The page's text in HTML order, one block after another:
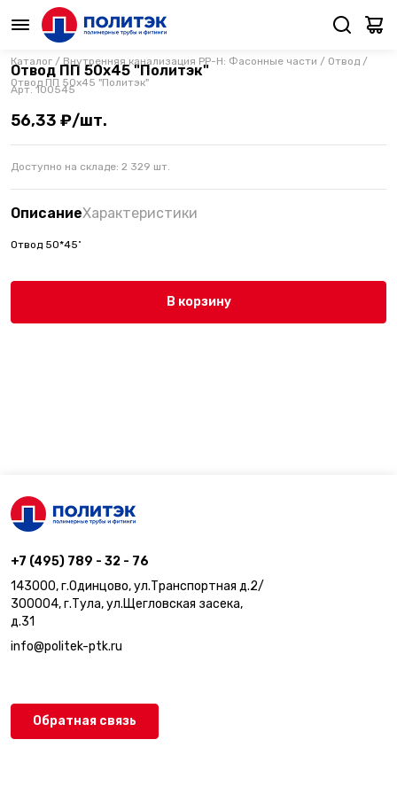
Каталог / Внутренняя канализация PP-H: Фасонные части / Отвод /
Отвод ПП 50х45 "Политэк"
Отвод ПП 50х45 "Политэк"
Арт.100545
56,33 ₽/шт.
Доступно на складе: 2 329 шт.
ОписаниеХарактеристики
Отвод 50*45˚
В корзину
+7 (495) 789 - 32 - 76
143000, г.Одинцово, ул.Транспортная д.2/
300004, г.Тула, ул.Щегловская засека,
д.31
info@politek-ptk.ru
Обратная связь